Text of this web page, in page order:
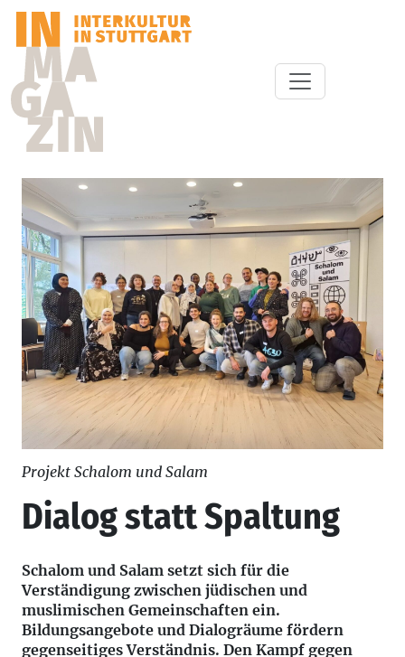
Projekt Schalom und Salam
Dialog statt Spaltung
Schalom und Salam setzt sich für die
Verständigung zwischen jüdischen und
muslimischen Gemeinschaften ein.
Bildungsangebote und Dialogräume fördern
gegenseitiges Verständnis. Den Kampf gegen